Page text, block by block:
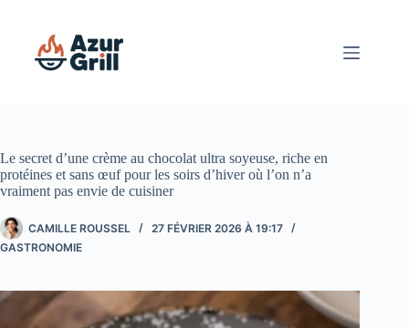
Le secret d’une crème au chocolat ultra soyeuse, riche en
protéines et sans œuf pour les soirs d’hiver où l’on n’a
vraiment pas envie de cuisiner
CAMILLE ROUSSEL
27 FÉVRIER 2026 À 19:17
GASTRONOMIE